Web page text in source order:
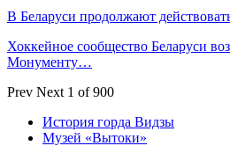
В Беларуси продолжают
Хоккейное сообщество Беларуси
Монументу…
Prev Next 1 of 900
История горда Видзы
Музей «Вытоки»